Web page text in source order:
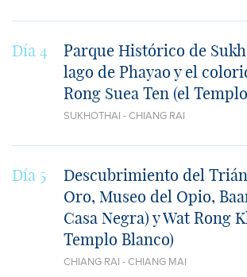
Día 4
Parque Histórico de
lago de Phayao y el
Rong Suea Ten (el
SUKHOTHAI - CHIANG RAI
Día 5
Descubrimiento del
Oro, Museo del Opio,
Casa Negra) y Wat Rong
Templo Blanco)
CHIANG RAI - CHIANG MAI